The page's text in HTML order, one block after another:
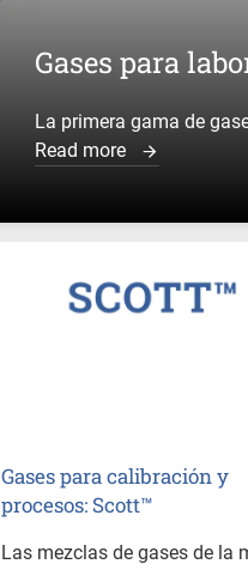
Gases para
La primera gama de
Read more
Gases para calibración y
procesos: Scott™
Las mezclas de gases de la